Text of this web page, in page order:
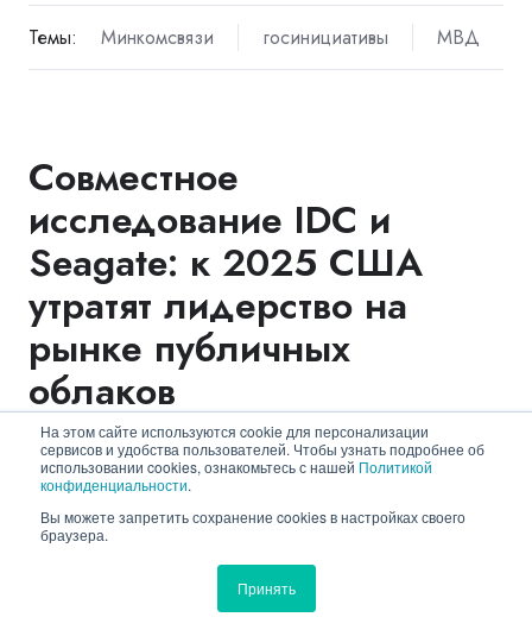
На этом сайте используются cookie для персонализации
сервисов и удобства пользователей. Чтобы узнать подробнее об
использовании cookies, ознакомьтесь с нашей Политикой
конфиденциальности.
Вы можете запретить сохранение cookies в настройках своего
браузера.
Принять
Темы: Минкомсвязи госинициативы МВД
Совместное
исследование IDC и
Seagate: к 2025 США
утратят лидерство на
рынке публичных
облаков
Komolov Rostislav27.11.2018, 15:13